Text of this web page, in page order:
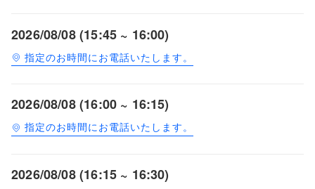
2026/08/08 (15:45 ~ 16:00)
指定のお時間にお電話いたします。
2026/08/08 (16:00 ~ 16:15)
指定のお時間にお電話いたします。
2026/08/08 (16:15 ~ 16:30)